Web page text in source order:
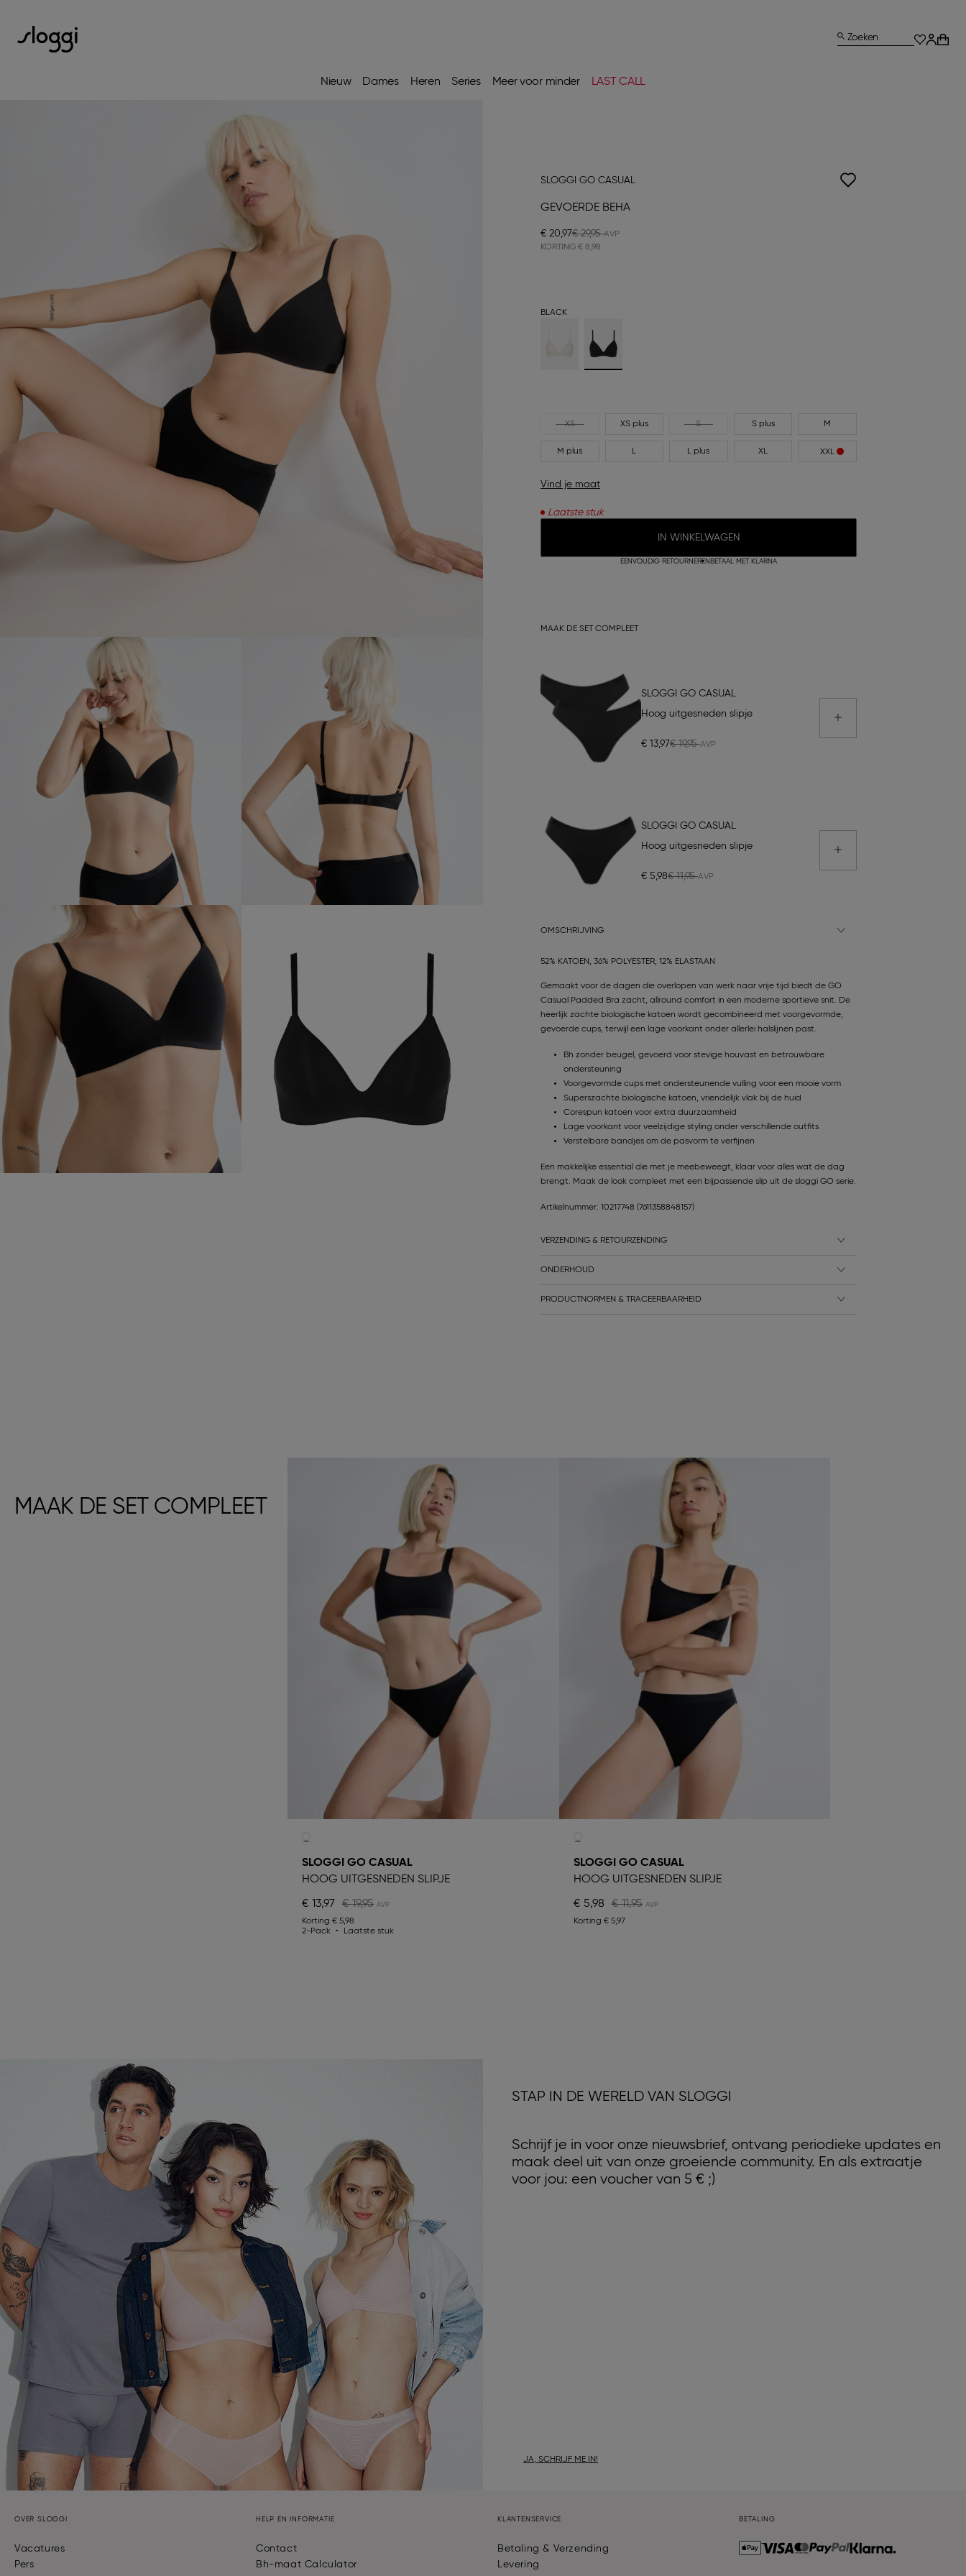
Nieuw Dames Heren Series Meer voor minder LAST CALL
Zoeken
SLOGGI GO CASUAL
GEVOERDE BEHA
€ 20,97€ 29,95
KORTING € 8,98
BLACK
XS XS plus S S plus M
M plus L L plus XL XXL
Vind je maat
Laatste stuk
IN WINKELWAGEN
EENVOUDIG RETOURNEREN BETAAL MET KLARNA
MAAK DE SET COMPLEET
SLOGGI GO CASUAL
Hoog uitgesneden slipje
€ 13,97€ 19,95
SLOGGI GO CASUAL
Hoog uitgesneden slipje
€ 5,98€ 11,95
OMSCHRIJVING
52% KATOEN, 36% POLYESTER, 12% ELASTAAN
Gemaakt voor de dagen die overlopen van werk naar vrije tijd biedt de GO
Casual Padded Bra zacht, allround comfort in een moderne sportieve snit. De
heerlijk zachte biologische katoen wordt gecombineerd met voorgevormde,
gevoerde cups, terwijl een lage voorkant onder allerlei halslijnen past.
Bh zonder beugel, gevoerd voor stevige houvast en betrouwbare
ondersteuning
Voorgevormde cups met ondersteunende vulling voor een mooie vorm
Superszachte biologische katoen, vriendelijk vlak bij de huid
Corespun katoen voor extra duurzaamheid
Lage voorkant voor veelzijdige styling onder verschillende outfits
Verstelbare bandjes om de pasvorm te verfijnen
Een makkelijke essential die met je meebeweegt, klaar voor alles wat de dag
brengt. Maak de look compleet met een bijpassende slip uit de sloggi GO serie.
Artikelnummer: 10217748 (7611358848157)
VERZENDING & RETOURZENDING
ONDERHOUD
PRODUCTNORMEN & TRACEERBAARHEID
MAAK DE SET COMPLEET
SLOGGI GO CASUAL
HOOG UITGESNEDEN SLIPJE
€ 13,97 € 19,95
Korting € 5,98
2-Pack
Laatste stuk
SLOGGI GO CASUAL
HOOG UITGESNEDEN SLIPJE
€ 5,98 € 11,95
Korting € 5,97
STAP IN DE WERELD VAN SLOGGI
Schrijf je in voor onze nieuwsbrief, ontvang periodieke updates en
maak deel uit van onze groeiende community. En als extraatje
voor jou: een voucher van 5 € ;)
JA, SCHRIJF ME IN!
OVER SLOGGI
Vacatures
Pers
HELP EN INFORMATIE
Contact
Bh-maat Calculator
KLANTENSERVICE
Betaling & Verzending
Levering
BETALING